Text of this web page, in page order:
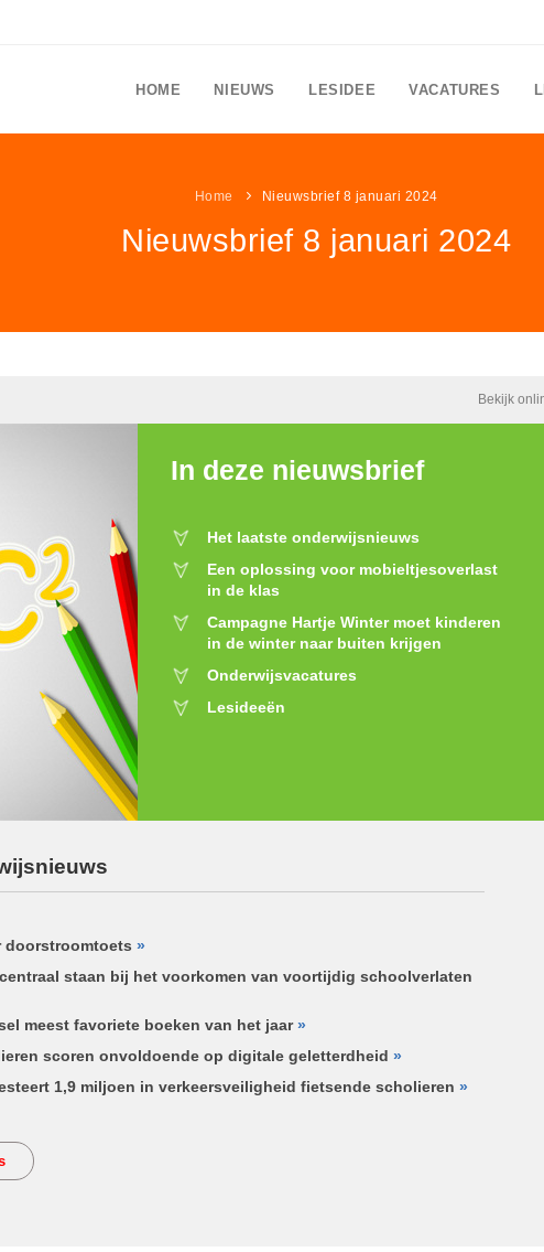
HOME NIEUWS LESIDEE VACATURES
Home Nieuwsbrief 8 januari 2024
Nieuwsbrief 8 januari 2024
Bekijk
In deze nieuwsbrief
Het laatste onderwijsnieuws
Een oplossing voor mobieltjesoverlast
in de klas
Campagne Hartje Winter moet kinderen
in de winter naar buiten krijgen
Onderwijsvacatures
Lesideeën
doorstroomtoets »
staan bij het voorkomen van voortijdig schoolverlaten
meest favoriete boeken van het jaar»
scoren onvoldoende op digitale geletterdheid »
1,9 miljoen in verkeersveiligheid fietsende scholieren »